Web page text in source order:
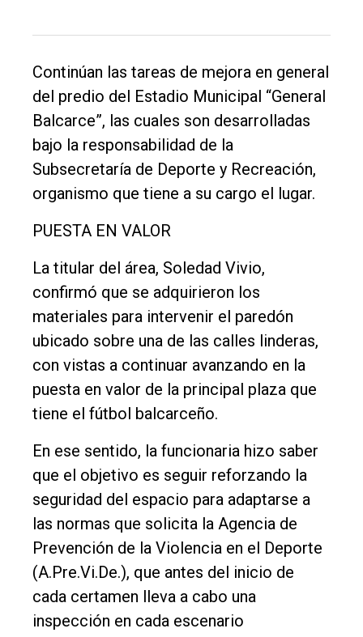
Política
Cultura
Entrevistas
Rural
Deportes
Fúnebres
Edición
Empresa
Nosotros
Contacto
Continúan las tareas de mejora en general
del predio del Estadio Municipal “General
Balcarce”, las cuales son desarrolladas
bajo la responsabilidad de la
Subsecretaría de Deporte y Recreación,
organismo que tiene a su cargo el lugar.
PUESTA EN VALOR
La titular del área, Soledad Vivio,
confirmó que se adquirieron los
materiales para intervenir el paredón
ubicado sobre una de las calles linderas,
con vistas a continuar avanzando en la
puesta en valor de la principal plaza que
tiene el fútbol balcarceño.
En ese sentido, la funcionaria hizo saber
que el objetivo es seguir reforzando la
seguridad del espacio para adaptarse a
las normas que solicita la Agencia de
Prevención de la Violencia en el Deporte
(A.Pre.Vi.De.), que antes del inicio de
cada certamen lleva a cabo una
inspección en cada escenario